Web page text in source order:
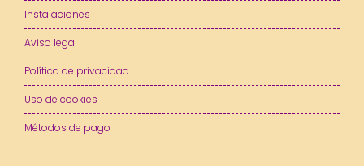
Instalaciones
Aviso legal
Política de privacidad
Uso de cookies
Métodos de pago